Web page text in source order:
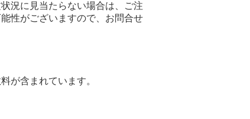
況に見当たらない場合は、ご注
性がございますので、お問合せ
が含まれています。